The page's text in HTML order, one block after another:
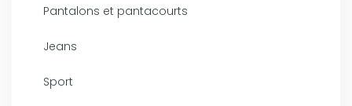
Pantalons et pantacourts
Jeans
Sport